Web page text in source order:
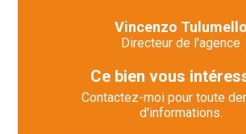
Vincenzo Tulumello
Directeur de l'agence
Ce bien vous
Contactez-moi pour toute
d'informations.